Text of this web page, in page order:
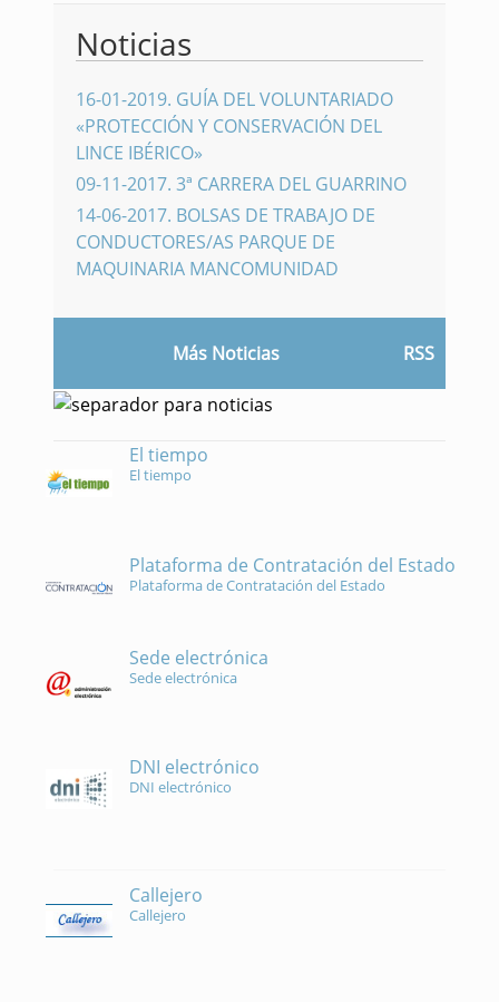
Noticias
16-01-2019. GUÍA DEL VOLUNTARIADO
«PROTECCIÓN Y CONSERVACIÓN DEL
LINCE IBÉRICO»
09-11-2017. 3ª CARRERA DEL GUARRINO
14-06-2017. BOLSAS DE TRABAJO DE
CONDUCTORES/AS PARQUE DE
MAQUINARIA MANCOMUNIDAD
Más Noticias RSS
El tiempo
El tiempo
Plataforma de Contratación del Estado
Plataforma de Contratación del Estado
Sede electrónica
Sede electrónica
DNI electrónico
DNI electrónico
Callejero
Callejero